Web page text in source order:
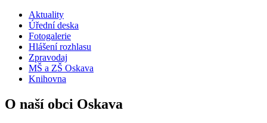
Aktuality
Úřední deska
Fotogalerie
Hlášení rozhlasu
Zpravodaj
MŠ a ZŠ Oskava
Knihovna
O naší obci Oskava